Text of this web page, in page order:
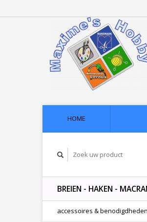
HOME
BREIEN - HAKEN -
accessoires & benodigdheden